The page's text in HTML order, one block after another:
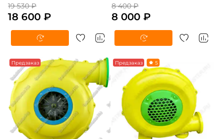
19 530 ₽
18 600 ₽
8 400 ₽
8 000 ₽
Предзаказ Предзаказ 5